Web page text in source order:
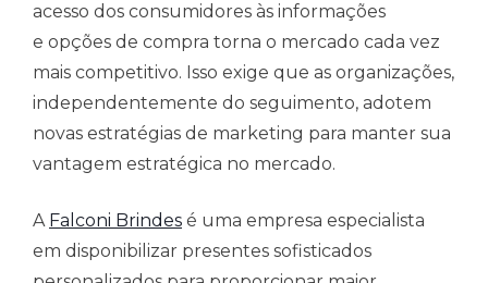
acesso dos consumidores às informações
e opções de compra torna o mercado cada vez
mais competitivo. Isso exige que as organizações,
independentemente do seguimento, adotem
novas estratégias de marketing para manter sua
vantagem estratégica no mercado.
A Falconi Brindes é uma empresa especialista
em disponibilizar presentes sofisticados